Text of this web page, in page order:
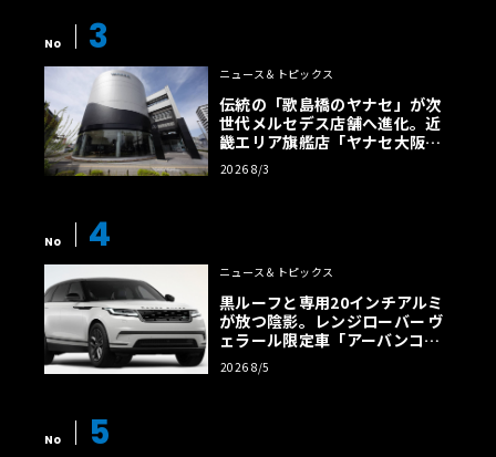
No 3
ニュース＆トピックス
伝統の「歌島橋のヤナセ」が次
世代メルセデス店舗へ進化。近
畿エリア旗艦店「ヤナセ大阪支
店」がリニューアル
2026 8/3
No 4
ニュース＆トピックス
黒ルーフと専用20インチアルミ
が放つ陰影。レンジローバー ヴ
ェラール限定車「アーバンコン
トラスト・エディション」登場
2026 8/5
No 5